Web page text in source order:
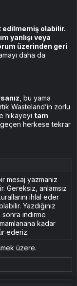
olabilir.
yanlışı veya
üzerinden geri
daha da
, bu yama
Wasteland’in zorlu
hikayeyi tam
herkese tekrar
mesaj yazmanız
Gereksiz, anlamsız
ihlal eder
Yazdığınız
indirme
kadar
ederiz.
üzere.